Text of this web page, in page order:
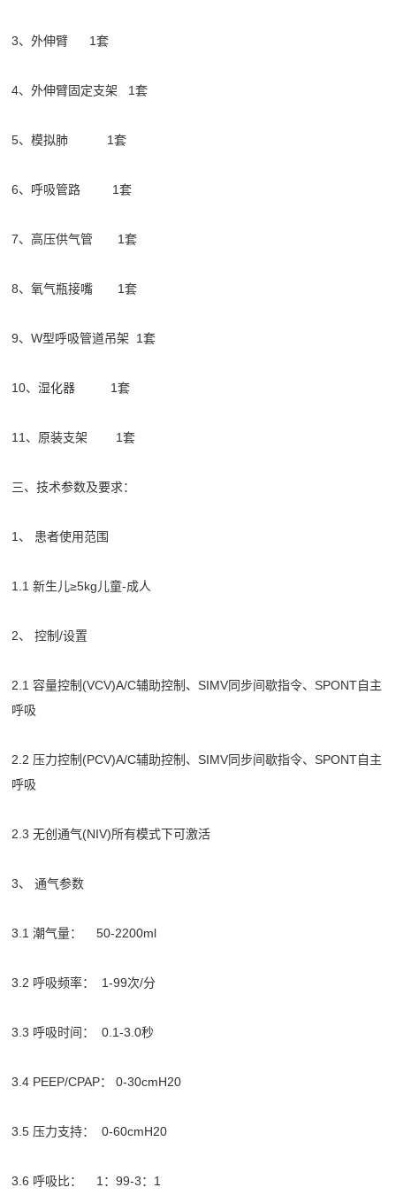
3、外伸臂 1套
4、外伸臂固定支架 1套
5、模拟肺 1套
6、呼吸管路 1套
7、高压供气管 1套
8、氧气瓶接嘴 1套
9、W型呼吸管道吊架 1套
10、湿化器 1套
11、原装支架 1套
三、技术参数及要求：
1、 患者使用范围
1.1 新生儿≥5kg儿童-成人
2、 控制/设置
2.1 容量控制(VCV)A/C辅助控制、SIMV同步间歇指令、SPONT自主
呼吸
2.2 压力控制(PCV)A/C辅助控制、SIMV同步间歇指令、SPONT自主
呼吸
2.3 无创通气(NIV)所有模式下可激活
3、 通气参数
3.1 潮气量： 50-2200ml
3.2 呼吸频率： 1-99次/分
3.3 呼吸时间： 0.1-3.0秒
3.4 PEEP/CPAP： 0-30cmH20
3.5 压力支持： 0-60cmH20
3.6 呼吸比： 1：99-3：1